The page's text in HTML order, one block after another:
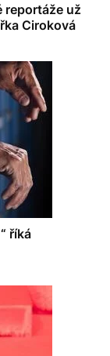
reportáže už
Ciroková
říká